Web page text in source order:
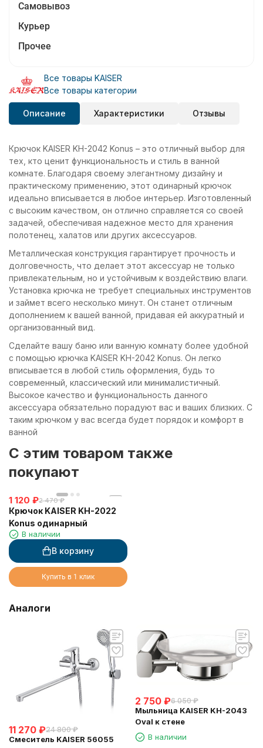
Самовывоз
Курьер
Прочее
Все товары KAISER
Все товары категории
Описание Характеристики Отзывы
Крючок KAISER KH-2042 Konus – это отличный выбор для
тех, кто ценит функциональность и стиль в ванной
комнате. Благодаря своему элегантному дизайну и
практическому применению, этот одинарный крючок
идеально вписывается в любое интерьер. Изготовленный
с высоким качеством, он отлично справляется со своей
задачей, обеспечивая надежное место для хранения
полотенец, халатов или других аксессуаров.
Металлическая конструкция гарантирует прочность и
долговечность, что делает этот аксессуар не только
привлекательным, но и устойчивым к воздействию влаги.
Установка крючка не требует специальных инструментов
и займет всего несколько минут. Он станет отличным
дополнением к вашей ванной, придавая ей аккуратный и
организованный вид.
Сделайте вашу баню или ванную комнату более удобной
с помощью крючка KAISER KH-2042 Konus. Он легко
вписывается в любой стиль оформления, будь то
современный, классический или минималистичный.
Высокое качество и функциональность данного
аксессуара обязательно порадуют вас и ваших близких. С
таким крючком у вас всегда будет порядок и комфорт в
ванной
C этим товаром также
покупают
1 120 ₽2 470 ₽
Крючок KAISER KH-2022
Konus одинарный
В наличии
В корзину
Купить в 1 клик
Аналоги
11 270 ₽24 800 ₽
Смеситель KAISER 56055
2 750 ₽6 050 ₽
Мыльница KAISER KH-2043
Oval к стене
В наличии